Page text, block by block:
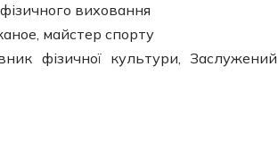
виховання
майстер спорту
фізичної культури, Заслужений